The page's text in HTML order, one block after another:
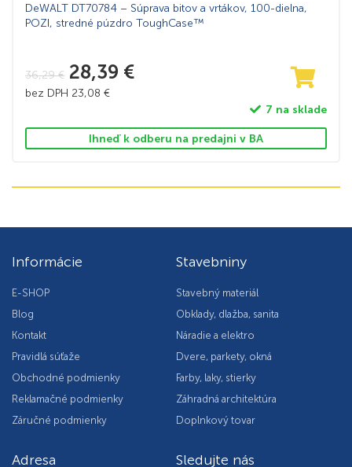
DeWALT DT70784 – Súprava bitov a vrtákov, 100-dielna,
POZI, stredné púzdro ToughCase™
36,29€ 28,39 €
bez DPH 23,08 €
7 na sklade
Ihneď k odberu na predajni v BA
Informácie
E-SHOP
Blog
Kontakt
Pravidlá súťaže
Obchodné podmienky
Reklamačné podmienky
Záručné podmienky
Stavebniny
Stavebný materiál
Obklady, dlažba, sanita
Náradie a elektro
Dvere, parkety, okná
Farby, laky, stierky
Záhradná architektúra
Doplnkový tovar
Adresa Sledujte nás